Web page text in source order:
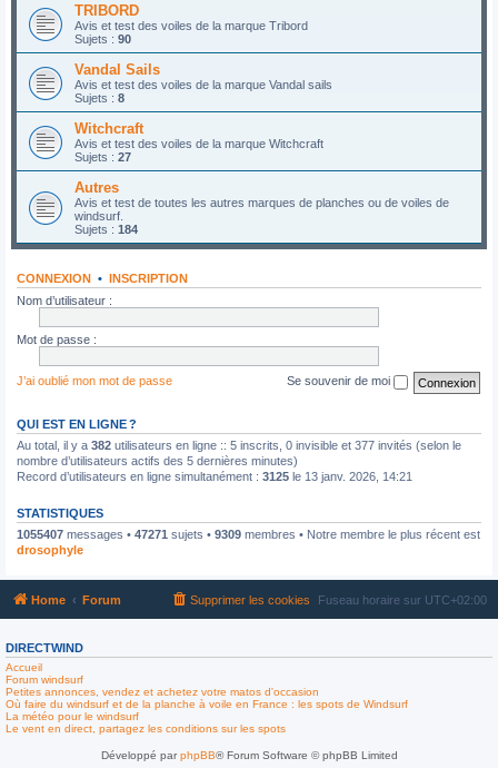
TRIBORD
Avis et test des voiles de la marque Tribord
Sujets : 90
Vandal Sails
Avis et test des voiles de la marque Vandal sails
Sujets : 8
Witchcraft
Avis et test des voiles de la marque Witchcraft
Sujets : 27
Autres
Avis et test de toutes les autres marques de planches ou de voiles de
windsurf.
Sujets : 184
CONNEXION • INSCRIPTION
Nom d’utilisateur :
Mot de passe :
J’ai oublié mon mot de passe Se souvenir de moi
QUI EST EN LIGNE ?
Au total, il y a 382 utilisateurs en ligne :: 5 inscrits, 0 invisible et 377 invités (selon le
nombre d’utilisateurs actifs des 5 dernières minutes)
Record d’utilisateurs en ligne simultanément : 3125 le 13 janv. 2026, 14:21
STATISTIQUES
1055407 messages • 47271 sujets • 9309 membres • Notre membre le plus récent est
drosophyle
Home Forum Fuseau horaire sur UTC+02:00
Supprimer les cookies
DIRECTWIND
Accueil
Forum windsurf
Petites annonces, vendez et achetez votre matos d'occasion
Où faire du windsurf et de la planche à voile en France : les spots de Windsurf
La météo pour le windsurf
Le vent en direct, partagez les conditions sur les spots
Développé parphpBB® Forum Software © phpBB Limited